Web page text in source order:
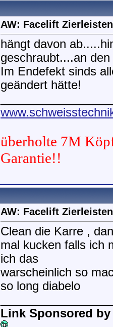
AW: Facelift
hängt davon
geschraubt....an
Im Endefekt sinds
geändert hätte!
überholte 7M
Garantie!!
AW: Facelift
Clean die Karre ,
mal kucken falls ich
ich das
warscheinlich so
so long diabelo
Link Sponsored